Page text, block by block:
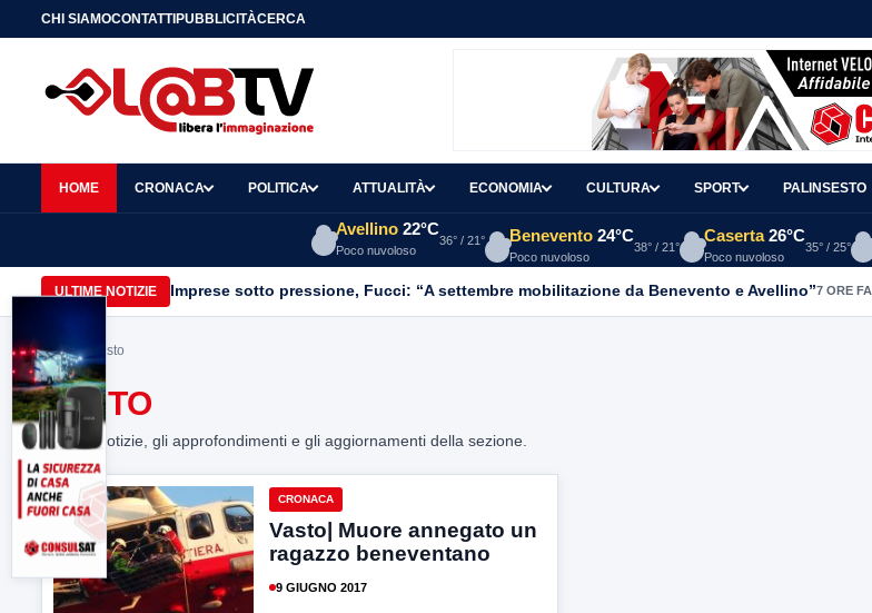
CHI SIAMOCONTATTIPUBBLICITÀCERCA
HOME CRONACA POLITICA ATTUALITÀ ECONOMIA CULTURA SPORT PALINSESTO
Avellino 22°C
Poco nuvoloso
36° / 21° Benevento 24°C
Poco nuvoloso
38° / 21°
Caserta 26°C
Poco nuvoloso
35° / 25°
ULTIME NOTIZIE Imprese sotto pressione, Fucci: “A settembre mobilitazione da Benevento e Avellino”7 ORE FA
Home> vasto
VASTO
Tutte le notizie, gli approfondimenti e gli aggiornamenti della sezione.
CRONACA
Vasto| Muore annegato un
ragazzo beneventano
9 GIUGNO 2017